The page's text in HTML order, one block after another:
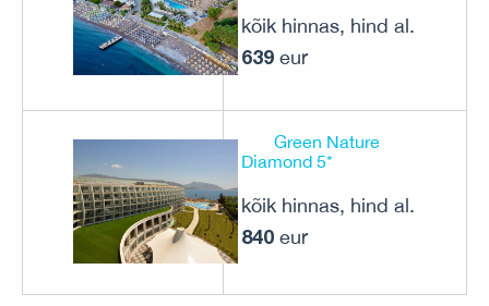
kõik hinnas, hind al.
639 eur
Green Nature
Diamond 5*
kõik hinnas, hind al.
840 eur